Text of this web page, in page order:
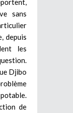
sans
depuis
les
Djibo
de